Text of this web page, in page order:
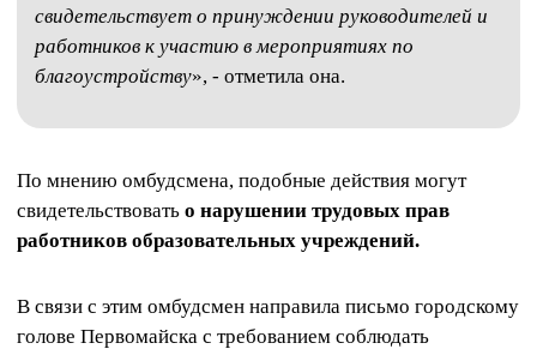
свидетельствует о принуждении руководителей и
работников к участию в мероприятиях по
благоустройству», - отметила она.
По мнению омбудсмена, подобные действия могут
свидетельствовать о нарушении трудовых прав
работников образовательных учреждений.
В связи с этим омбудсмен направила письмо городскому
голове Первомайска с требованием соблюдать